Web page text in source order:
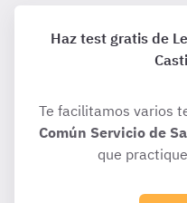
Haz test gratis de
Te facilitamos varios
Común Servicio de
que